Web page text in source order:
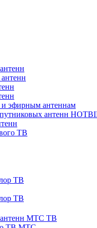
эфирным антеннам
антенн
ТВ
ТВ
ТВ
антенн МТС ТВ